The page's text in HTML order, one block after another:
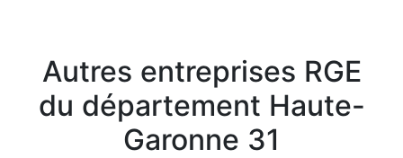
Autres entreprises RGE
du département Haute-
Garonne 31